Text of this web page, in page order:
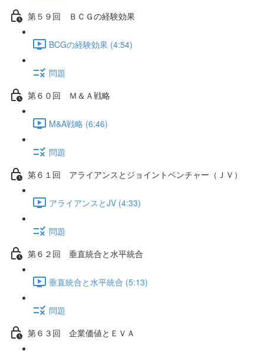
第５９回 ＢＣＧの経験効果
BCGの経験効果 (4:54)
問題
第６０回 Ｍ＆Ａ戦略
M&A戦略 (6:46)
問題
第６１回 アライアンスとジョイントベンチャー（ＪＶ）
アライアンスとJV (4:33)
問題
第６２回 垂直統合と水平統合
垂直統合と水平統合 (5:13)
問題
第６３回 企業価値とＥＶＡ